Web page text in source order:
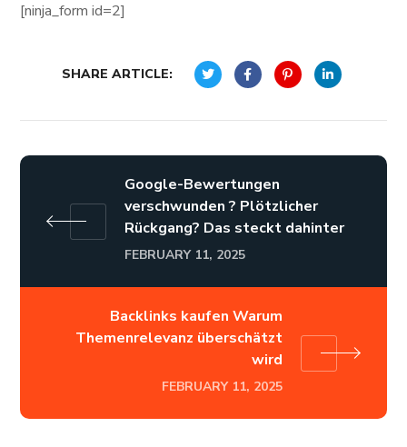
[ninja_form id=2]
SHARE ARTICLE:
Google-Bewertungen
verschwunden ? Plötzlicher
Rückgang? Das steckt dahinter
FEBRUARY 11, 2025
Backlinks kaufen Warum
Themenrelevanz überschätzt
wird
FEBRUARY 11, 2025